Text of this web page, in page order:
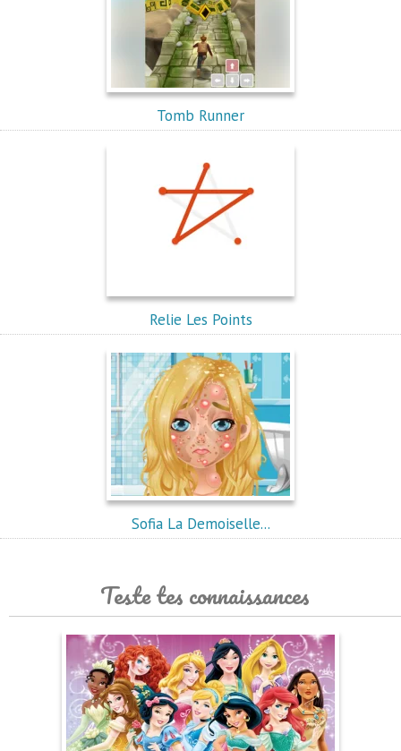
Tomb Runner
Relie Les Points
Sofia La Demoiselle...
Teste tes connaissances